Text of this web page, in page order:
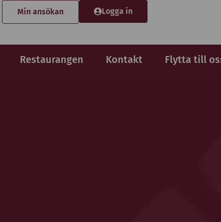
Min ansökan Logga in
Restaurangen Kontakt Flytta till